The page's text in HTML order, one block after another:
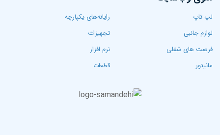
لپ تاپ‌
رایانه‌های یکپارچه
لوازم جانبی
تجهیزات
فرصت های شغلی
نرم افزار
مانیتور
قطعات